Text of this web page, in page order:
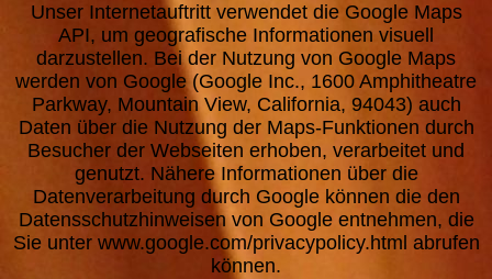
Unser Internetauftritt verwendet die Google Maps
API, um geografische Informationen visuell
darzustellen. Bei der Nutzung von Google Maps
werden von Google (Google Inc., 1600 Amphitheatre
Parkway, Mountain View, California, 94043) auch
Daten über die Nutzung der Maps-Funktionen durch
Besucher der Webseiten erhoben, verarbeitet und
genutzt. Nähere Informationen über die
Datenverarbeitung durch Google können die den
Datensschutzhinweisen von Google entnehmen, die
Sie unter www.google.com/privacypolicy.html abrufen
können.